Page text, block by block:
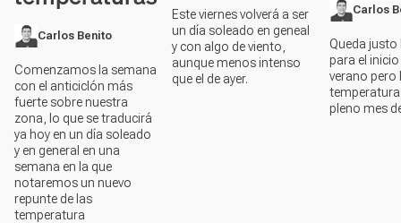
Carlos Benito
Comenzamos la semana
con el anticiclón más
fuerte sobre nuestra
zona, lo que se traducirá
ya hoy en un día soleado
y en general en una
semana en la que
notaremos un nuevo
repunte de las
temperatura
Este viernes volverá a ser
un día soleado en geneal
y con algo de viento,
aunque menos intenso
que el de ayer.
Carlos
Queda justo
para el
verano pero
pleno mes